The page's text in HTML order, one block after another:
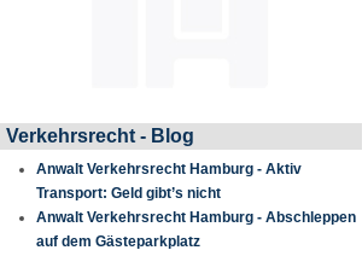
Verkehrsrecht - Blog
Anwalt Verkehrsrecht Hamburg - Aktiv
Transport: Geld gibt’s nicht
Anwalt Verkehrsrecht Hamburg - Abschleppen
auf dem Gästeparkplatz